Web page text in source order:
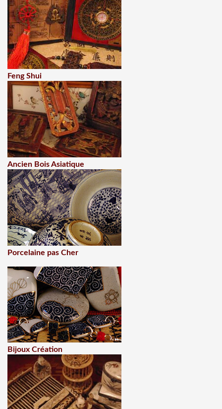
Feng Shui
Ancien Bois Asiatique
Porcelaine pas Cher
Bijoux Création